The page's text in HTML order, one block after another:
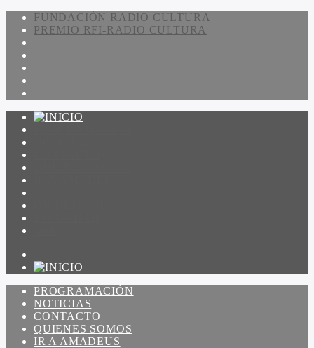
FUNDACIÓN RADIO CULTURA
PREMIO RFI-RADIO CULTURA
PROGRAMACIÓN
NOTICIAS
CONTACTO
QUIENES SOMOS
IR A AMADEUS